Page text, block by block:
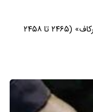
باستان‌شناسان آرامگاه «اوسرِفرع» فرزند فرعون «اوسرکاف» (۲۴۶۵ تا ۲۴۵۸